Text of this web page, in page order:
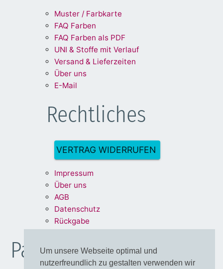
Um unsere Webseite optimal und
nutzerfreundlich zu gestalten verwenden wir
Muster / Farbkarte
FAQ Farben
FAQ Farben als PDF
UNI & Stoffe mit Verlauf
Versand & Lieferzeiten
Über uns
E-Mail
Rechtliches
VERTRAG WIDERRUFEN
Impressum
Über uns
AGB
Datenschutz
Rückgabe
Partnershops